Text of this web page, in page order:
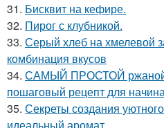
31. Бисквит на кефире.
32. Пирог с клубникой.
33. Серый хлеб на хмелевой
комбинация вкусов
34. САМЫЙ ПРОСТОЙ ржаной
пошаговый рецепт для
35. Секреты создания
идеальный аромат